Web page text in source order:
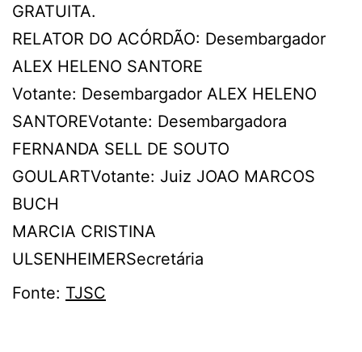
GRATUITA.
RELATOR DO ACÓRDÃO: Desembargador
ALEX HELENO SANTORE
Votante: Desembargador ALEX HELENO
SANTOREVotante: Desembargadora
FERNANDA SELL DE SOUTO
GOULARTVotante: Juiz JOAO MARCOS
BUCH
MARCIA CRISTINA
ULSENHEIMERSecretária
Fonte: TJSC